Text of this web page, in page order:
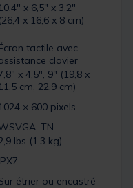
10,4″ x 6,5″ x 3,2″
(26,4 x 16,6 x 8 cm)
tactile avec
clavier
x 4,5″, 9″ (19,8 x
11,5 cm, 22,9 cm)
1024 × 600 pixels
TN
lbs (1,3 kg)
étrier ou encastré